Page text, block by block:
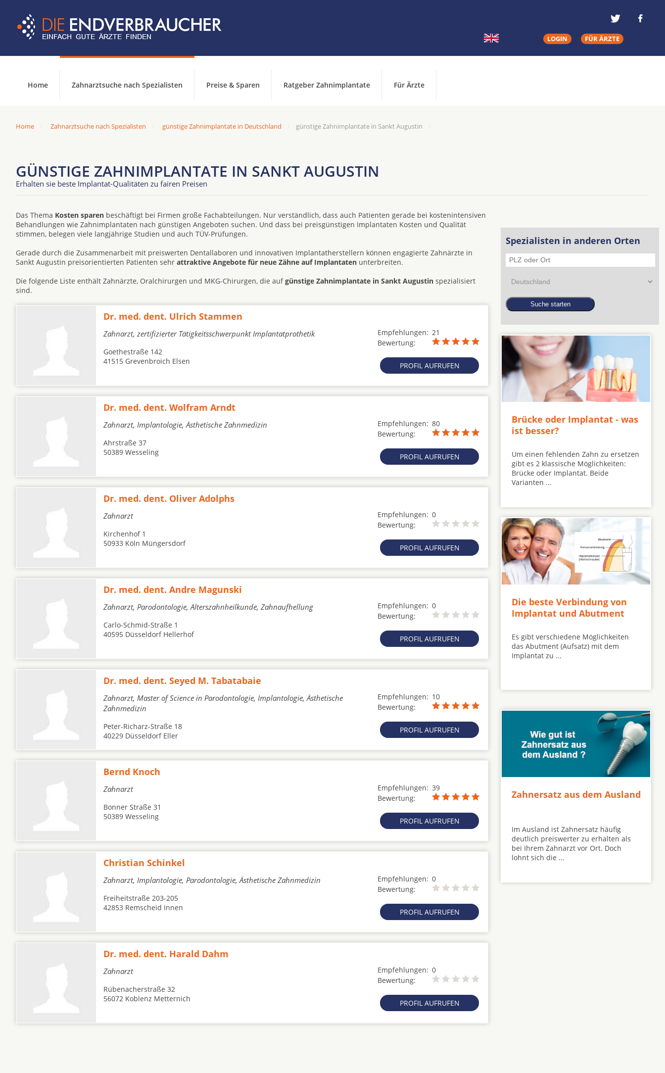
LOGIN FÜR ÄRZTE
Home Zahnarztsuche nach Spezialisten Preise & Sparen Ratgeber Zahnimplantate Für Ärzte
Home Zahnarztsuche nach Spezialisten günstige Zahnimplantate in Deutschland günstige Zahnimplantate in Sankt Augustin
GÜNSTIGE ZAHNIMPLANTATE IN SANKT AUGUSTIN
Erhalten sie beste Implantat-Qualitäten zu fairen Preisen
Das Thema Kosten sparen beschäftigt bei Firmen große Fachabteilungen. Nur verständlich, dass auch Patienten gerade bei kostenintensiven
Behandlungen wie Zahnimplantaten nach günstigen Angeboten suchen. Und dass bei preisgünstigen Implantaten Kosten und Qualität
stimmen, belegen viele langjährige Studien und auch TÜV-Prüfungen.
Gerade durch die Zusammenarbeit mit preiswerten Dentallaboren und innovativen Implantatherstellern können engagierte Zahnärzte in
Sankt Augustin preisorientierten Patienten sehr attraktive Angebote für neue Zähne auf Implantaten unterbreiten.
Die folgende Liste enthält Zahnärzte, Oralchirurgen und MKG-Chirurgen, die aufgünstige Zahnimplantate in Sankt Augustin spezialisiert
sind.
Dr. med. dent. Ulrich Stammen
Zahnarzt, zertifizierter Tätigkeitsschwerpunkt Implantatprothetik Empfehlungen: 21
Bewertung:
PROFIL AUFRUFEN
Goethestraße 142
41515 Grevenbroich Elsen
Dr. med. dent. Wolfram Arndt
Zahnarzt, Implantologie, Ästhetische Zahnmedizin Empfehlungen: 80
Bewertung:
PROFIL AUFRUFEN
Ahrstraße 37
50389 Wesseling
Dr. med. dent. Oliver Adolphs
Zahnarzt Empfehlungen: 0
Bewertung:
PROFIL AUFRUFEN
Kirchenhof 1
50933 Köln Müngersdorf
Dr. med. dent. Andre Magunski
Zahnarzt, Parodontologie, Alterszahnheilkunde, Zahnaufhellung Empfehlungen: 0
Bewertung:
PROFIL AUFRUFEN
Carlo-Schmid-Straße 1
40595 Düsseldorf Hellerhof
Dr. med. dent. Seyed M. Tabatabaie
Zahnarzt, Master of Science in Parodontologie, Implantologie, Ästhetische
Zahnmedizin
Empfehlungen: 10
Bewertung:
PROFIL AUFRUFEN
Peter-Richarz-Straße 18
40229 Düsseldorf Eller
Bernd Knoch
Zahnarzt Empfehlungen: 39
Bewertung:
PROFIL AUFRUFEN
Bonner Straße 31
50389 Wesseling
Christian Schinkel
Zahnarzt, Implantologie, Parodontologie, Ästhetische Zahnmedizin Empfehlungen: 0
Bewertung:
PROFIL AUFRUFEN
Freiheitstraße 203-205
42853 Remscheid Innen
Dr. med. dent. Harald Dahm
Zahnarzt Empfehlungen: 0
Bewertung:
PROFIL AUFRUFEN
Rübenacherstraße 32
56072 Koblenz Metternich
Spezialisten in anderen Orten
Brücke oder Implantat - was
ist besser?
Um einen fehlenden Zahn zu ersetzen
gibt es 2 klassische Möglichkeiten:
Brücke oder Implantat. Beide
Varianten ...
Die beste Verbindung von
Implantat und Abutment
Es gibt verschiedene Möglichkeiten
das Abutment (Aufsatz) mit dem
Implantat zu ...
Zahnersatz aus dem Ausland
Im Ausland ist Zahnersatz häufig
deutlich preiswerter zu erhalten als
bei Ihrem Zahnarzt vor Ort. Doch
lohnt sich die ...